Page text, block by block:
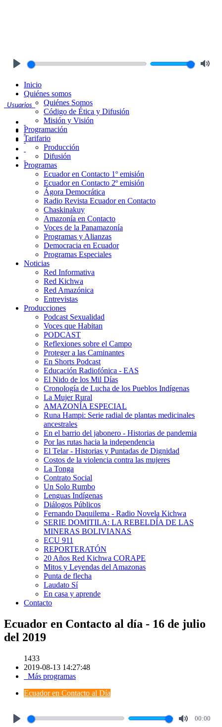
Usuarios
Inicio
Quiénes somos
Quiénes Somos
Código de Ética y Difusión
Misión y Visión
Programación
Tarifario
Producción
Difusión
Programas
Ecuador en Contacto 1º emisión
Ecuador en Contacto 2º emisión
Ágora Democrática
Radio Revista Ecuador en Contacto
Chaskinakuy
Amazonía en Contacto
Voces de la Panamazonía
Programas y Alianzas
Democracia en Ecuador
Programas Especiales
Noticias
Red Informativa
Red Kichwa
Red Amazónica
Entrevistas
Producciones
Podcast Sexualidad
Voces que Habitan
PODCAST
Reflexiones sobre el Campo
Proteger a las Caminantes
En Shorts Podcast
Educación Radiofónica - EAS
El Nido de los Mil Días
Cronología de Lucha de los Pueblos Indígenas
La Mujer Rural
AMAZONÍA ESPECIAL
Runa Hampi: Serie radial de plantas medicinales
ancestrales
En el barrio del jabonero - Historias de pandemia
Por las rutas hacia la independencia
El Telar - Historias y Puntadas de Dignidad
Costos de la violencia contra las mujeres
La Tonga
Contrato Social
Un Solo Rumbo
Lenguas Indígenas
Diálogos Públicos
Fernando Daquilema - Radio Novela Kichwa
SERIE DOMITILA: LA REBELDÍA DE LAS
MINERAS BOLIVIANAS
ECU 911
REPORTERATÓN
20 Años Red Kichwa CORAPE
Mitos y Leyendas del Amazonas
Punta de flecha
Laudato Sí
En casa y aprende
Contacto
Ecuador en Contacto al día - 16 de julio
del 2019
1433
2019-08-13 14:27:48
Más programas
Ecuador en Contacto al Día
00:00